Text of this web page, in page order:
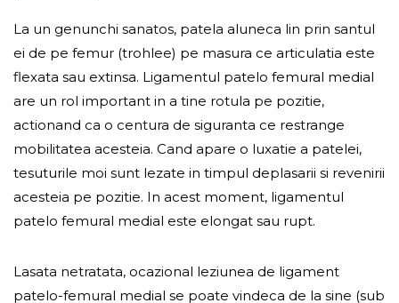
La un genunchi sanatos, patela aluneca lin prin santul
ei de pe femur (trohlee) pe masura ce articulatia este
flexata sau extinsa. Ligamentul patelo femural medial
are un rol important in a tine rotula pe pozitie,
actionand ca o centura de siguranta ce restrange
mobilitatea acesteia. Cand apare o luxatie a patelei,
tesuturile moi sunt lezate in timpul deplasarii si revenirii
acesteia pe pozitie. In acest moment, ligamentul
patelo femural medial este elongat sau rupt.
Lasata netratata, ocazional leziunea de ligament
patelo-femural medial se poate vindeca de la sine (sub